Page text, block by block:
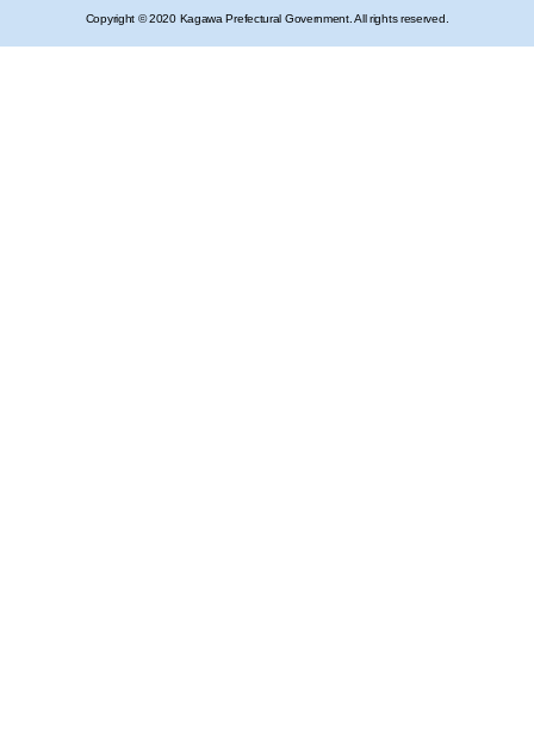
Copyright © 2020 Kagawa Prefectural Government. All rights reserved.